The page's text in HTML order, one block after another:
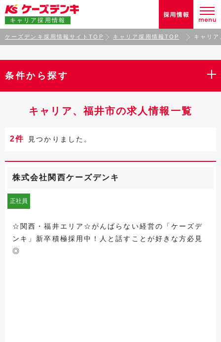
キャリア採用情報
ケーズデンキ採用情報サイトTOP キャリア採用情報TOP キャリ
条件から探す
キャリア、福井市の求人情報一覧
2件 見つかりました。
株式会社関西ケーズデンキ
正社員
☆関西・福井エリア☆がんばらない経営の「ケーズデ
ンキ」新卒積極採用中！人と話すことが好きな方必見
◎